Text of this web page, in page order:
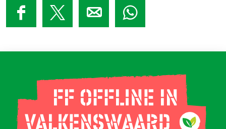
D
e
l
e
p
D
e
l
e
z
e
p
a
D
e
l
e
z
e
p
a
D
e
l
e
z
e
p
a